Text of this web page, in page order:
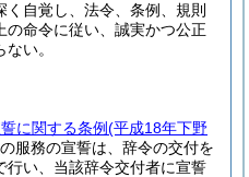
自覚し、法令、条例、規則
の命令に従い、誠実かつ公正
い。
に関する条例(平成18年下野
服務の宣誓は、辞令の交付を
行い、当該辞令交付者に宣誓